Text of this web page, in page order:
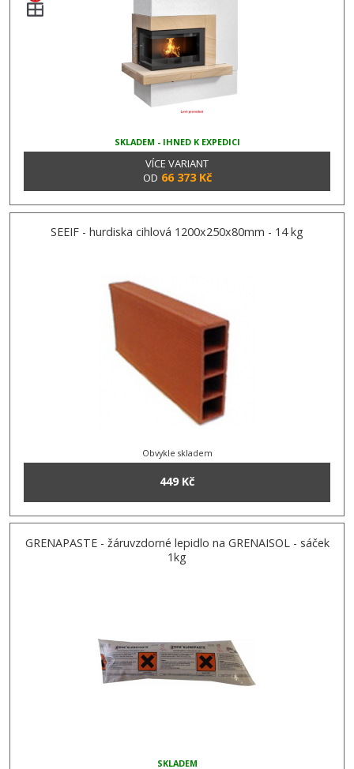
SKLADEM - IHNED K EXPEDICI
VÍCE VARIANT
OD 66 373 Kč
SEEIF - hurdiska cihlová 1200x250x80mm - 14 kg
Obvykle skladem
449 Kč
GRENAPASTE - žáruvzdorné lepidlo na GRENAISOL - sáček
1kg
SKLADEM